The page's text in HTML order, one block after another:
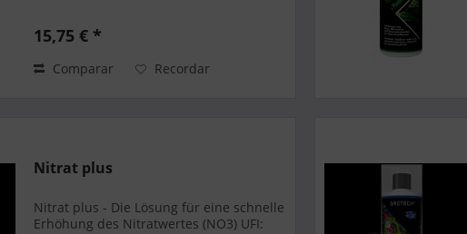
dirigir su...
15,75 € *
Comparar Recordar
Nitrat plus
Nitrat plus - Die Lösung für eine schnelle
Erhöhung des Nitratwertes (NO3) UFI: